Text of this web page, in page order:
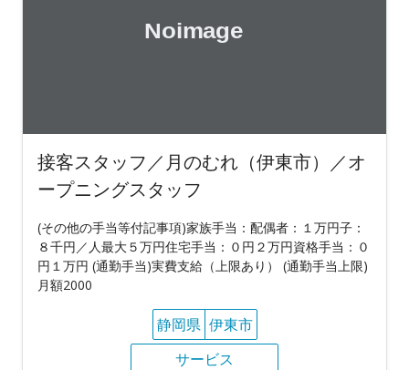
接客スタッフ／月のむれ（伊東市）／オ
ープニングスタッフ
(その他の手当等付記事項)家族手当：配偶者：１万円子：
８千円／人最大５万円住宅手当：０円２万円資格手当：０
円１万円 (通勤手当)実費支給（上限あり） (通勤手当上限)
月額2000
静岡県 伊東市
サービス